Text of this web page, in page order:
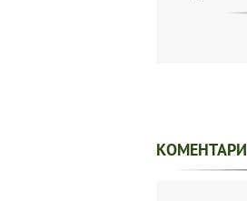
КОМЕНТАРИ